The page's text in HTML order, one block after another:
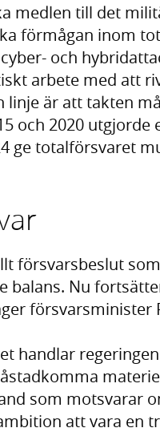
medlen till det
förmågan inom
och
arbete med att
linje är att takten
och 2020
ge totalförsvaret
försvarsbeslut
balans. Nu
försvarsminister
handlar
som motsvarar
att vara en